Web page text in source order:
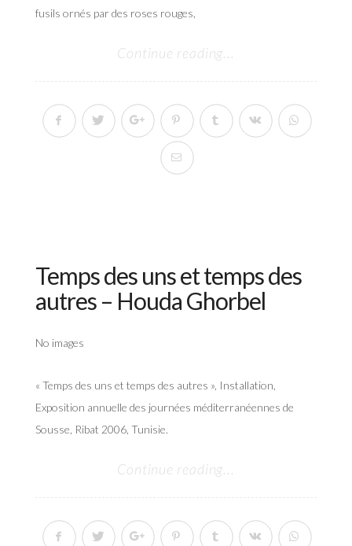
fusils ornés par des roses rouges,
Continue reading...
Temps des uns et temps des
autres – Houda Ghorbel
No images
« Temps des uns et temps des autres », Installation,
Exposition annuelle des journées méditerranéennes de
Sousse, Ribat 2006, Tunisie.
Continue reading...